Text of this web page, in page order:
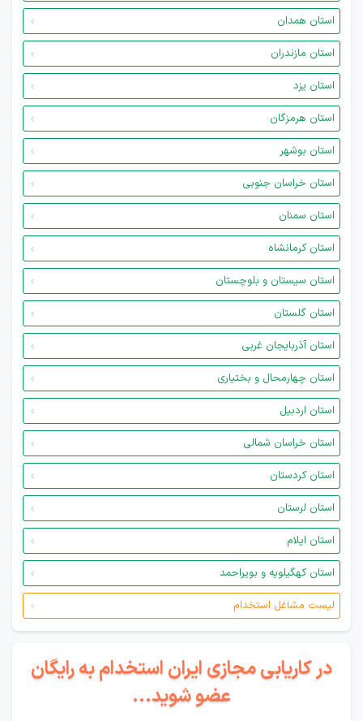
استان همدان
استان مازندران
استان یزد
استان هرمزگان
استان بوشهر
استان خراسان جنوبی
استان سمنان
استان کرمانشاه
استان سیستان و بلوچستان
استان گلستان
استان آذربایجان غربی
استان چهارمحال و بختیاری
استان اردبیل
استان خراسان شمالی
استان کردستان
استان لرستان
استان ایلام
استان کهگیلویه و بویراحمد
لیست مشاغل استخدام
در کاریابی مجازی ایران استخدام به رایگان
عضو شوید...